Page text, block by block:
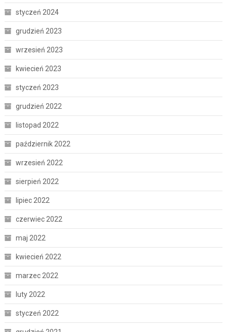
styczeń 2024
grudzień 2023
wrzesień 2023
kwiecień 2023
styczeń 2023
grudzień 2022
listopad 2022
październik 2022
wrzesień 2022
sierpień 2022
lipiec 2022
czerwiec 2022
maj 2022
kwiecień 2022
marzec 2022
luty 2022
styczeń 2022